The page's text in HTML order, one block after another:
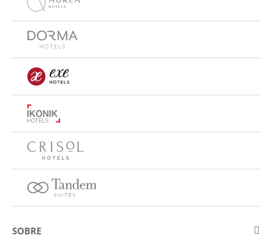
SOBRE